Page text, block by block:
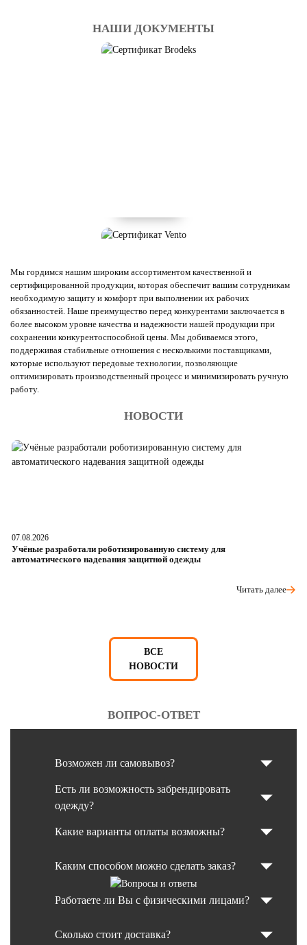
НАШИ ДОКУМЕНТЫ
Мы гордимся нашим широким ассортиментом качественной и
сертифицированной продукции, которая обеспечит вашим сотрудникам
необходимую защиту и комфорт при выполнении их рабочих
обязанностей. Наше преимущество перед конкурентами заключается в
более высоком уровне качества и надежности нашей продукции при
сохранении конкурентоспособной цены. Мы добиваемся этого,
поддерживая стабильные отношения с несколькими поставщиками,
которые используют передовые технологии, позволяющие
оптимизировать производственный процесс и минимизировать ручную
работу.
НОВОСТИ
07.08.2026
Учёные разработали роботизированную систему для
автоматического надевания защитной одежды
Читать далее
ВСЕ
НОВОСТИ
ВОПРОС-ОТВЕТ
Возможен ли самовывоз?
Есть ли возможность забрендировать
одежду?
Какие варианты оплаты возможны?
Каким способом можно сделать заказ?
Работаете ли Вы с физическими лицами?
Сколько стоит доставка?